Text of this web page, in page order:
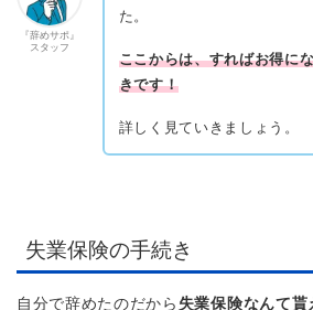
『辞めサポ』
スタッフ
た。
ここからは、すればお得に
きです！
詳しく見ていきましょう。
失業保険の手続き
自分で辞めたのだから 失業保険なんて貰